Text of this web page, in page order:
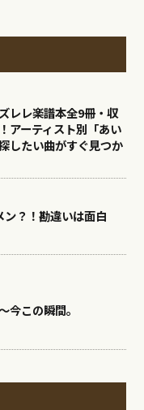
レレ楽譜本全9冊・収
アーティスト別「あい
したい曲がすぐ見つか
ン？！勘違いは面白
今この瞬間。